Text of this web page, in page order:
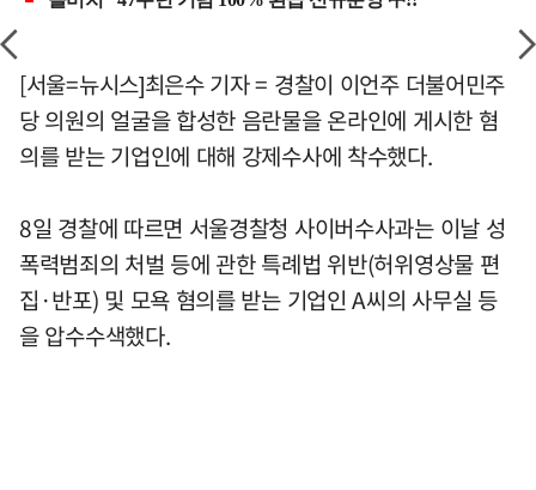
[서울=뉴시스]최은수 기자 = 경찰이 이언주 더불어민주
당 의원의 얼굴을 합성한 음란물을 온라인에 게시한 혐
의를 받는 기업인에 대해 강제수사에 착수했다.
8일 경찰에 따르면 서울경찰청 사이버수사과는 이날 성
폭력범죄의 처벌 등에 관한 특례법 위반(허위영상물 편
집·반포) 및 모욕 혐의를 받는 기업인 A씨의 사무실 등
을 압수수색했다.